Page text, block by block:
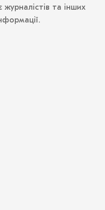
та інших